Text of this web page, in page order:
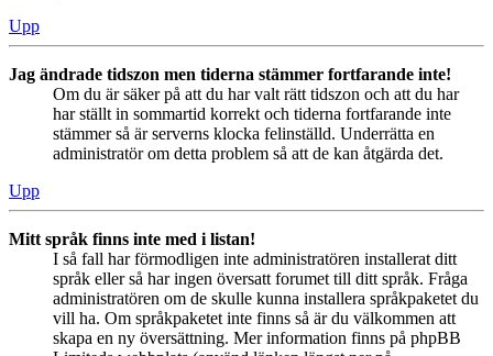
Upp
Jag ändrade tidszon men tiderna stämmer fortfarande inte!
Om du är säker på att du har valt rätt tidszon och att du har
har ställt in sommartid korrekt och tiderna fortfarande inte
stämmer så är serverns klocka felinställd. Underrätta en
administratör om detta problem så att de kan åtgärda det.
Upp
Mitt språk finns inte med i listan!
I så fall har förmodligen inte administratören installerat ditt
språk eller så har ingen översatt forumet till ditt språk. Fråga
administratören om de skulle kunna installera språkpaketet du
vill ha. Om språkpaketet inte finns så är du välkommen att
skapa en ny översättning. Mer information finns på phpBB